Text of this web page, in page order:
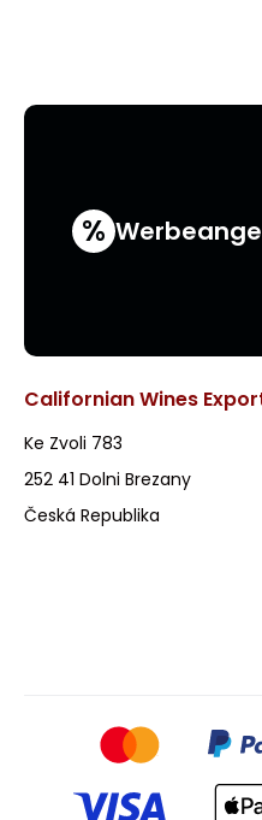
%
Californian Wines
Ke Zvoli 783
252 41 Dolni Brezany
Česká Republika